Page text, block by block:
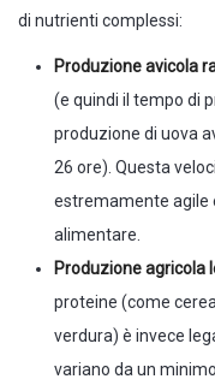
di nutrienti complessi:
Produzione avicola
(e quindi il tempo di
produzione di uova
26 ore). Questa
estremamente agile
alimentare.
Produzione agricola
proteine ​​(come
verdura) è invece
variano da un